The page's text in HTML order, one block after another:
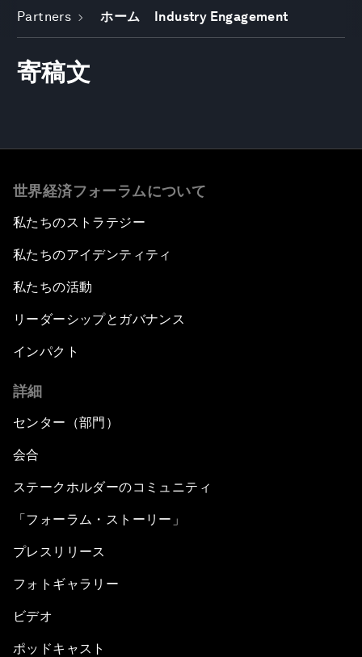
Partners ホーム Industry Engagement
寄稿文
世界経済フォーラムについて
私たちのストラテジー
私たちのアイデンティティ
私たちの活動
リーダーシップとガバナンス
インパクト
詳細
センター（部門）
会合
ステークホルダーのコミュニティ
「フォーラム・ストーリー」
プレスリリース
フォトギャラリー
ビデオ
ポッドキャスト